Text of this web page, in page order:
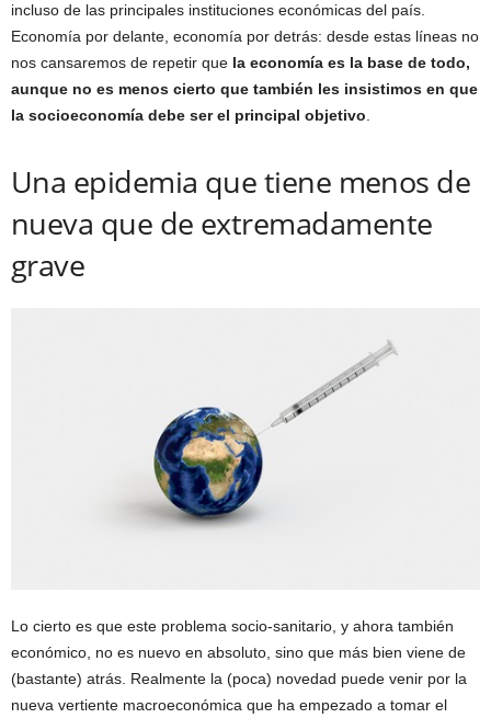
incluso de las principales instituciones económicas del país.
Economía por delante, economía por detrás: desde estas líneas no
nos cansaremos de repetir que la economía es la base de todo,
aunque no es menos cierto que también les insistimos en que
la socioeconomía debe ser el principal objetivo
Una epidemia que tiene menos de
nueva que de extremadamente
grave
Lo cierto es que este problema socio-sanitario, y ahora también
económico, no es nuevo en absoluto, sino que más bien viene de
(bastante) atrás. Realmente la (poca) novedad puede venir por la
nueva vertiente macroeconómica que ha empezado a tomar el